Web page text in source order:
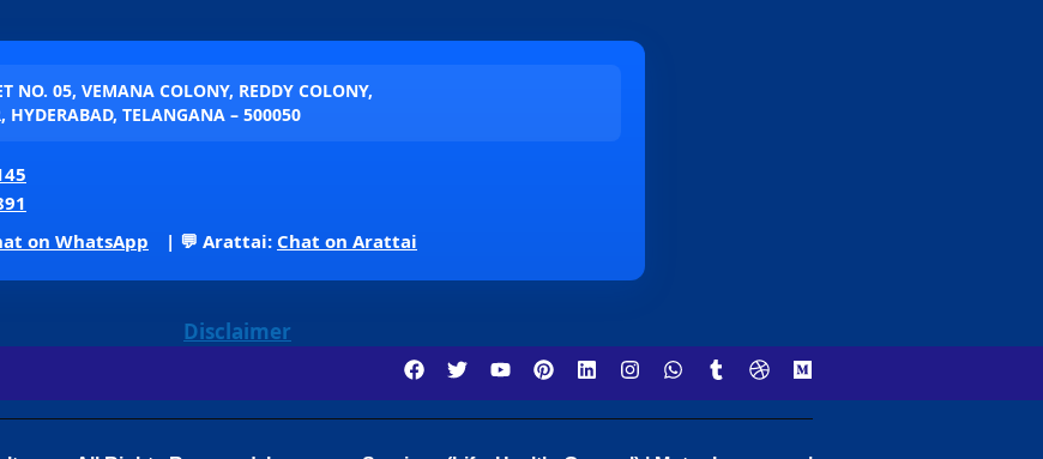
NO. 05, VEMANA COLONY, REDDY COLONY,
HYDERABAD, TELANGANA – 500050
on WhatsApp | 💬 Arattai: Chat on Arattai
Disclaimer